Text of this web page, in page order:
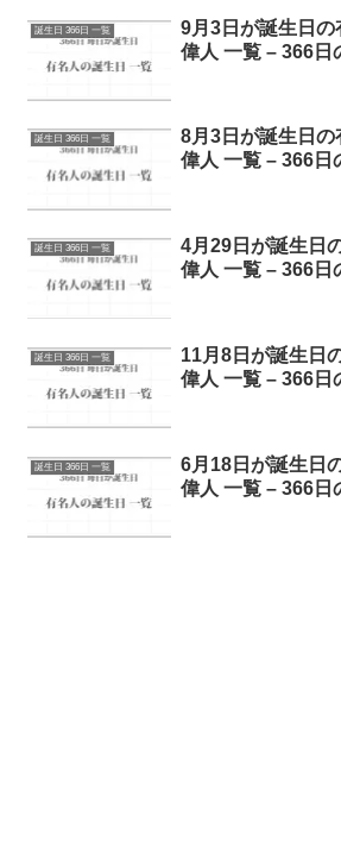
誕生日 366日 一覧
9月3日が誕生日の
偉人 一覧 – 366日
誕生日 366日 一覧
8月3日が誕生日の
偉人 一覧 – 366日
誕生日 366日 一覧
4月29日が誕生日
偉人 一覧 – 366日
誕生日 366日 一覧
11月8日が誕生日
偉人 一覧 – 366日
誕生日 366日 一覧
6月18日が誕生日
偉人 一覧 – 366日